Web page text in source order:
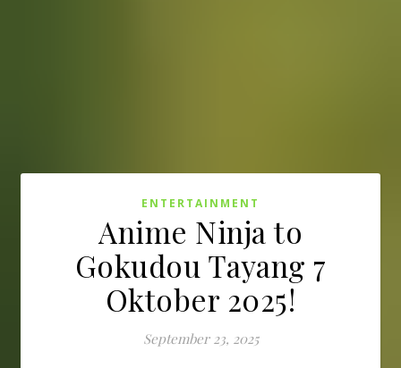
ENTERTAINMENT
Anime Ninja to
Gokudou Tayang 7
Oktober 2025!
September 23, 2025